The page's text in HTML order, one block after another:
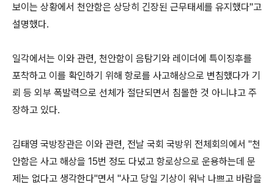
보이는 상황에서 천안함은 상당히 긴장된 근무태세를 유지했다"고
설명했다.
일각에서는 이와 관련, 천안함이 음탐기와 레이더에 특이징후를
포착하고 이를 확인하기 위해 항로를 사고해상으로 변침했다가 기
뢰 등 외부 폭발력으로 선체가 절단되면서 침몰한 것 아니냐고 주
장하고 있다.
김태영 국방장관은 이와 관련, 전날 국회 국방위 전체회의에서 "천
안함은 사고 해상을 15번 정도 다녔고 항로상으로 운용하는데 문
제는 없다고 생각한다"면서 "사고 당일 기상이 워낙 나쁘고 바람을